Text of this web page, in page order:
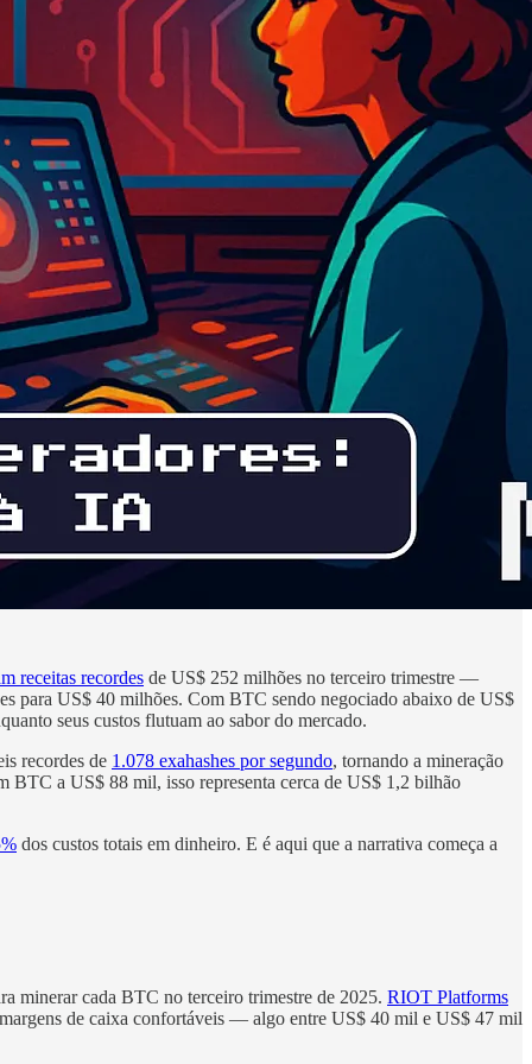
receitas recordes de US$ 252 milhões no terceiro trimestre —
para US$ 40 milhões. Com BTC sendo negociado abaixo de US$
seus custos flutuam ao sabor do mercado.
recordes de 1.078 exahashes por segundo, tornando a mineração
BTC a US$ 88 mil, isso representa cerca de US$ 1,2 bilhão
dos custos totais em dinheiro. E é aqui que a narrativa começa a
minerar cada BTC no terceiro trimestre de 2025. RIOT Platforms
de caixa confortáveis — algo entre US$ 40 mil e US$ 47 mil